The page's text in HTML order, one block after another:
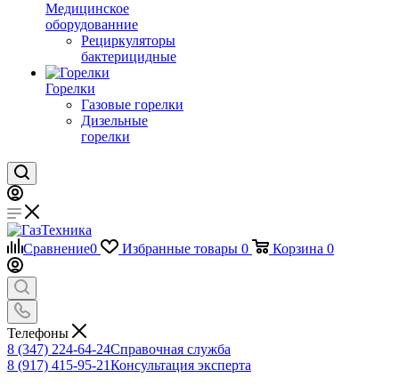
Медицинское
оборудованние
Рециркуляторы
бактерицидные
Горелки
Газовые горелки
Дизельные
горелки
Сравнение0 Избранные товары 0 Корзина 0
Телефоны
8 (347) 224-64-24Справочная служба
8 (917) 415-95-21Консультация эксперта